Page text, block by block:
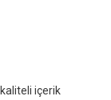
kaliteli içerik